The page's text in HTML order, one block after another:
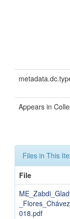
Appears in
Files in This
File
018.pdf